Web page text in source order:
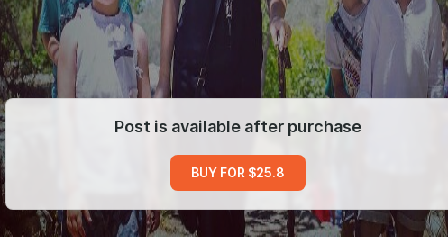
Post is available after purchase
BUY FOR $25.8